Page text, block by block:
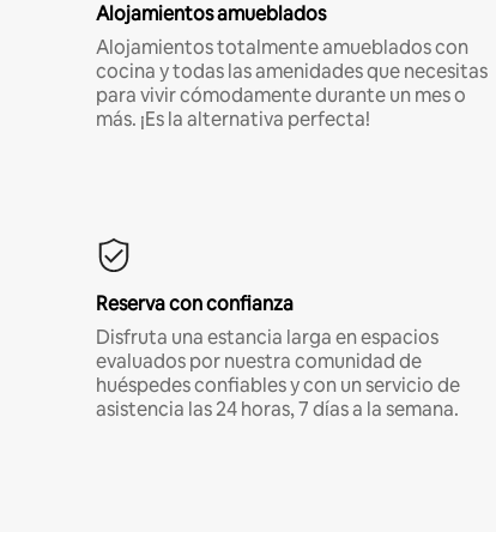
Alojamientos amueblados
Alojamientos totalmente amueblados con
cocina y todas las amenidades que necesitas
para vivir cómodamente durante un mes o
más. ¡Es la alternativa perfecta!
Reserva con confianza
Disfruta una estancia larga en espacios
evaluados por nuestra comunidad de
huéspedes confiables y con un servicio de
asistencia las 24 horas, 7 días a la semana.